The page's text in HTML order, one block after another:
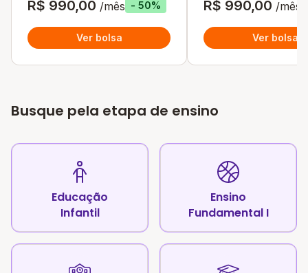
R$ 990,00 /mês - 50%
Ver bolsa
R$ 990,00 /mês
Ver bolsa
Busque pela etapa de ensino
Educação
Infantil
Ensino
Fundamental I